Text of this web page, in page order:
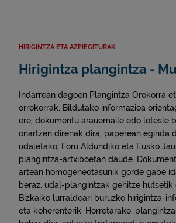
HIRIGINTZA ETA AZPIEGITURAK
Hirigintza plangintza -
Indarrean dagoen Plangintza Orokorra
orrokorrak. Bildutako informazioa
ere, dokumentu arauemaile edo lotesle
onartzen direnak dira, paperean eginda
udaletako, Foru Aldundiko eta Eusko
plangintza-artxiboetan daude.
artean homogeneotasunik gorde gabe
beraz, udal-plangintzak gehitze hutsetik
Bizkaiko lurraldeari buruzko hirigintza-
eta koherenterik. Horretarako,